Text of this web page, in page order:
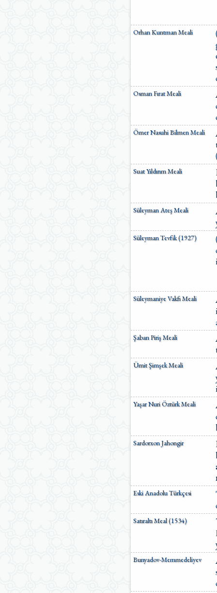
Orhan Kuntman Meali
Osman Fırat Meali
Ömer Nasuhi Bilmen Meali
Suat Yıldırım Meali
Süleyman Ateş Meali
Süleyman Tevfik (1927)
Süleymaniye Vakfı Meali
Şaban Piriş Meali
Ümit Şimşek Meali
Yaşar Nuri Öztürk Meali
Sardorxon Jahongir
Eski Anadolu Türkçesi
Satıraltı Meal (1534)
Bunyadov-Memmedeliyev